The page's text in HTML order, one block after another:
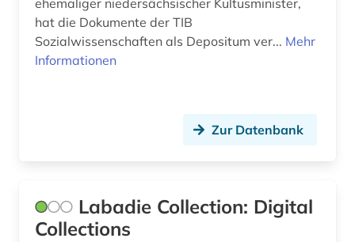
ehemaliger niedersächsischer Kultusminister,
hat die Dokumente der TIB
Sozialwissenschaften als Depositum ver... Mehr
Informationen
Zur Datenbank
Labadie Collection: Digital
Collections